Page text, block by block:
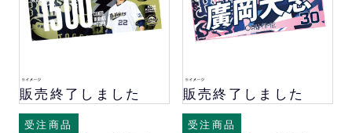
販売終了しました
受注商品
販売終了しました
受注商品